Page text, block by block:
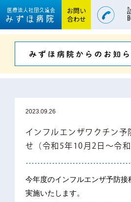
医療法人社団久遠会
みずほ病院
お問い
合わせ
2023.09.26
インフルエンザワクチン予
せ（令和5年10月2日～令
今年度のインフルエンザ予防接
実施いたします。